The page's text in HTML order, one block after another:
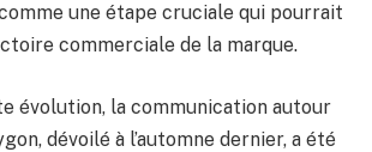
comme une étape cruciale qui pourrait
commerciale de la marque.
évolution, la communication autour
dévoilé à l’automne dernier, a été